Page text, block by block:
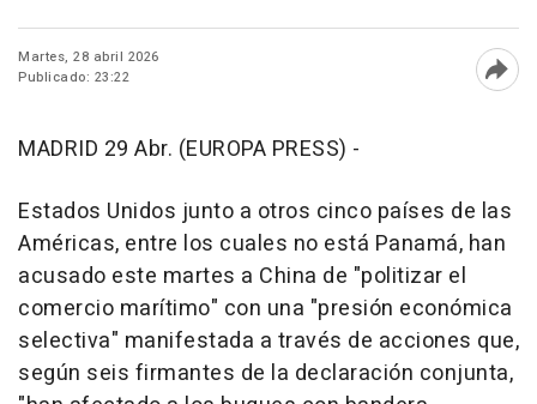
Martes, 28 abril 2026
Publicado: 23:22
MADRID 29 Abr. (EUROPA PRESS) -
Estados Unidos junto a otros cinco países de las
Américas, entre los cuales no está Panamá, han
acusado este martes a China de "politizar el
comercio marítimo" con una "presión económica
selectiva" manifestada a través de acciones que,
según seis firmantes de la declaración conjunta,